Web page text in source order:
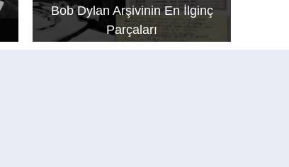
Bob Dylan Arşivinin En İlginç
Parçaları